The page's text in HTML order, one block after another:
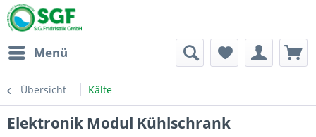
Menü
Übersicht Kälte
Elektronik Modul Kühlschrank